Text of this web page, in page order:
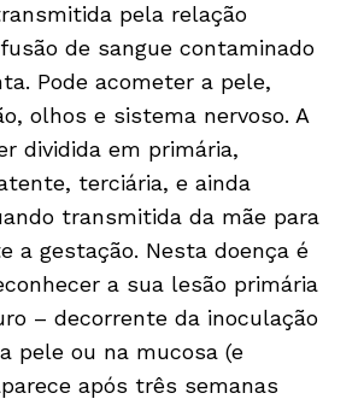
pela relação
de sangue contaminado
Pode acometer a pele,
olhos e sistema nervoso. A
dividida em primária,
terciária, e ainda
transmitida da mãe para
a gestação. Nesta doença é
a sua lesão primária
– decorrente da inoculação
pele ou na mucosa (e
após três semanas